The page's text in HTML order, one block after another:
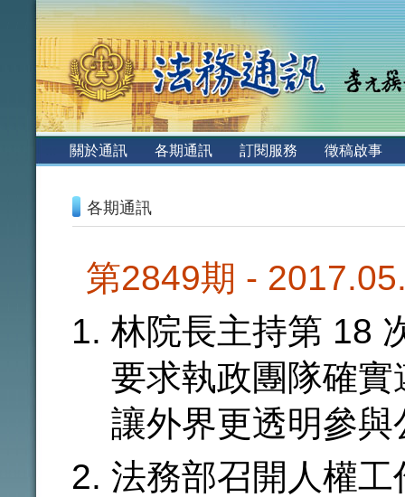
關於通訊 各期通訊 訂閱服務
徵稿啟事
各期通訊
第2849期 -
林院長主持第 18
要求執政團隊確
讓外界更透明參
法務部召開人權